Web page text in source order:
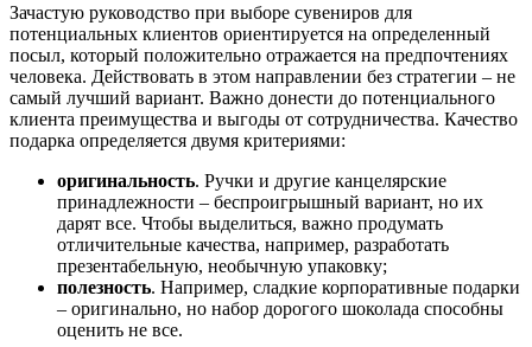
Зачастую руководство при выборе сувениров для
потенциальных клиентов ориентируется на определенный
посыл, который положительно отражается на предпочтениях
человека. Действовать в этом направлении без стратегии – не
самый лучший вариант. Важно донести до потенциального
клиента преимущества и выгоды от сотрудничества. Качество
подарка определяется двумя критериями:
оригинальность. Ручки и другие канцелярские
принадлежности – беспроигрышный вариант, но их
дарят все. Чтобы выделиться, важно продумать
отличительные качества, например, разработать
презентабельную, необычную упаковку;
полезность. Например, сладкие корпоративные подарки
– оригинально, но набор дорогого шоколада способны
оценить не все.